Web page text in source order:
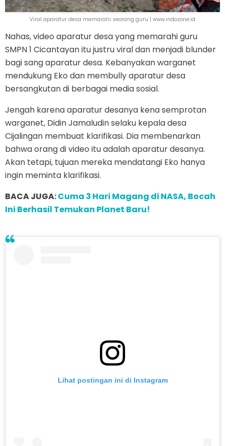
Viral aparatur desa memarahi seorang guru | www.indozone.id
Nahas, video aparatur desa yang memarahi guru
SMPN 1 Cicantayan itu justru viral dan menjadi blunder
bagi sang aparatur desa. Kebanyakan warganet
mendukung Eko dan membully aparatur desa
bersangkutan di berbagai media sosial.
Jengah karena aparatur desanya kena semprotan
warganet, Didin Jamaludin selaku kepala desa
Cijalingan membuat klarifikasi. Dia membenarkan
bahwa orang di video itu adalah aparatur desanya.
Akan tetapi, tujuan mereka mendatangi Eko hanya
ingin meminta klarifikasi.
BACA JUGA:Cuma 3 Hari Magang di NASA, Bocah
Ini Berhasil Temukan Planet Baru!
Lihat postingan ini di Instagram